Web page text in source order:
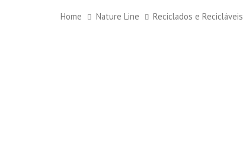
Home Nature Line Reciclados e Recicláveis